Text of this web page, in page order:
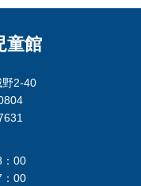
童館
野2-40
00
00